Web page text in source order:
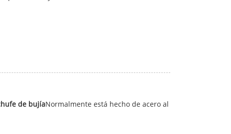
de bujíaNormalmente está hecho de acero al